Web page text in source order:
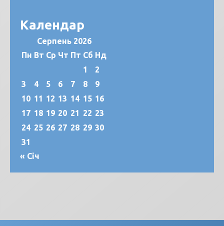
Календар
Серпень 2026
Пн Вт Ср Чт Пт Сб Нд
1
2
3
4 5 6 7 8
9
10 11 12 13 14 15 16
17 18 19 20 21 22 23
24 25 26 27 28 29 30
31
« Січ